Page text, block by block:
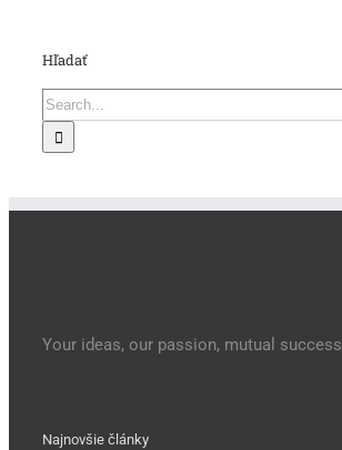
Hľadať
Search
for:
Your ideas, our passion, mutual success
Najnovšie články